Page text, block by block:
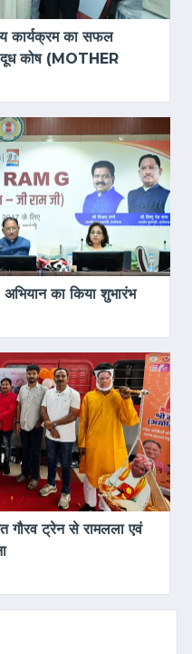
कार्यक्रम का सफल
कोष (MOTHER
अभियान का किया शुभारंभ
गौरव ट्रेन से रामलला एवं